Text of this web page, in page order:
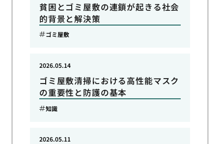
貧困とゴミ屋敷の連鎖が起きる社会
的背景と解決策
ゴミ屋敷
ゴミ屋敷清掃における高性能マスク
の重要性と防護の基本
2026.05.14
知識
2026.05.11